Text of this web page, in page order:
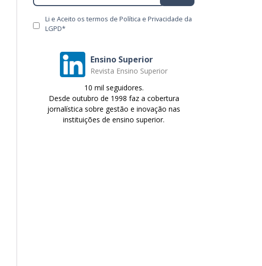
Li e Aceito os termos de Política e Privacidade da
LGPD*
Ensino Superior
Revista Ensino Superior
10 mil seguidores.
Desde outubro de 1998 faz a cobertura
jornalística sobre gestão e inovação nas
instituições de ensino superior.